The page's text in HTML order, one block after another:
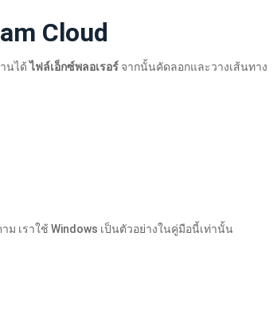
Cloud
านได้ไฟล์เอ็กซ์พลอเรอร์ จากนั้นคัดลอกและวางเส้นทาง
เราใช้ Windows เป็นตัวอย่างในคู่มือนี้เท่านั้น